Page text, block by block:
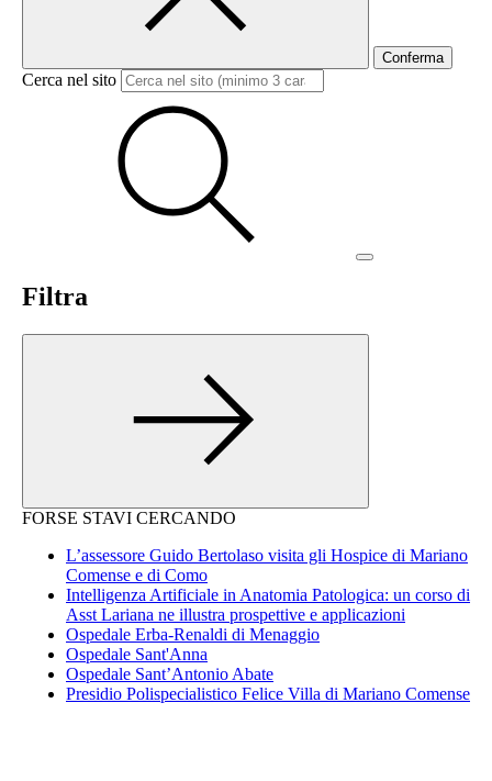
Conferma
Cerca nel sito
Filtra
FORSE STAVI CERCANDO
L’assessore Guido Bertolaso visita gli Hospice di Mariano
Comense e di Como
Intelligenza Artificiale in Anatomia Patologica: un corso di
Asst Lariana ne illustra prospettive e applicazioni
Ospedale Erba-Renaldi di Menaggio
Ospedale Sant'Anna
Ospedale Sant’Antonio Abate
Presidio Polispecialistico Felice Villa di Mariano Comense